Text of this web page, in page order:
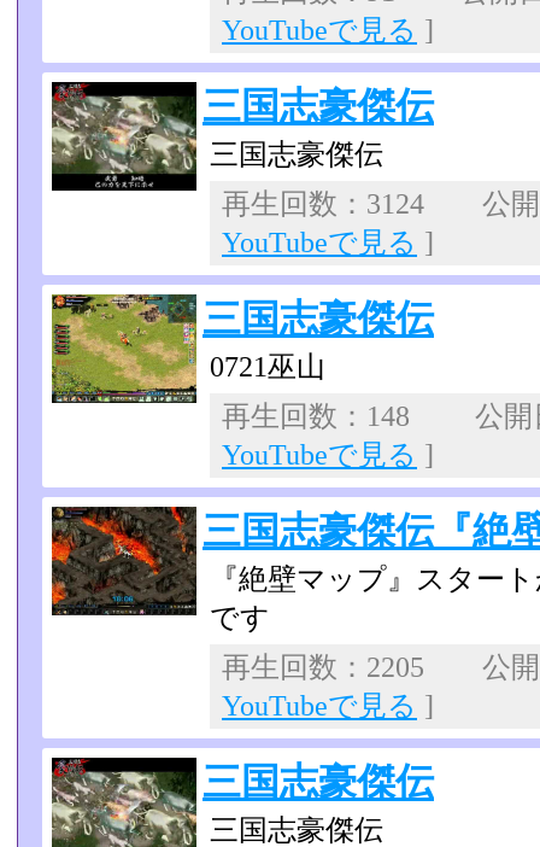
YouTubeで見る ]
三国志豪傑伝
三国志豪傑伝
再生回数：3124 公
YouTubeで見る ]
三国志豪傑伝
0721巫山
再生回数：148 公
YouTubeで見る ]
三国志豪傑伝『絶
『絶壁マップ』スター
です
再生回数：2205 公
YouTubeで見る ]
三国志豪傑伝
三国志豪傑伝